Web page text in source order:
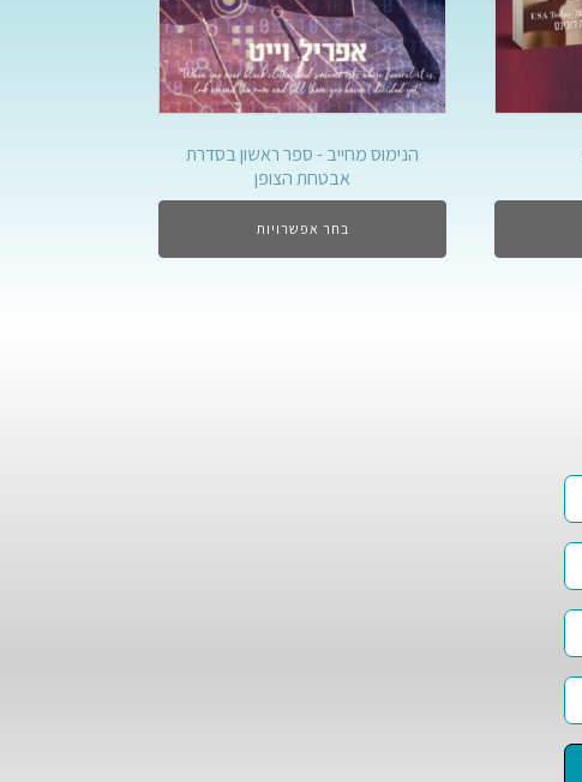
הנימוס מחייב - ספר ראשון בסדרת
אבטחת הצופן
בחר אפשרויות